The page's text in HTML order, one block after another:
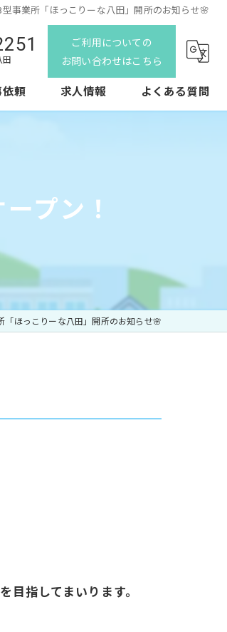
事業所「ほっこりーな八田」開所のお知らせ🌸
田
ご利用についての
お問い合わせはこちら
依頼 求人情報 よくある質問
プン！
「ほっこりーな八田」開所のお知らせ🌸
指してまいります。